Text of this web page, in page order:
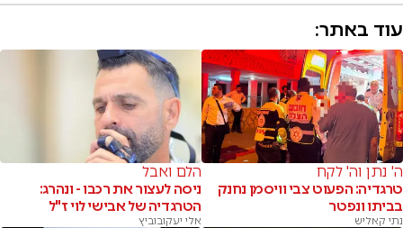
עוד באתר:
ה' נתן וה' לקח
טרגדיה: הפעוט צבי וויסמן נחנק
בביתו ונפטר
נתי קאליש
הלם ואבל
ניסה לעצור את רכבו - ונהרג:
הטרגדיה של אבישי לוי ז"ל
אלי יעקובוביץ